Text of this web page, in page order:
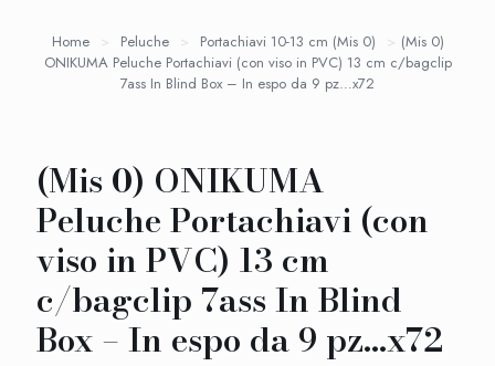
Home > Peluche > Portachiavi 10-13 cm (Mis 0) > (Mis 0)
ONIKUMA Peluche Portachiavi (con viso in PVC) 13 cm c/bagclip
7ass In Blind Box – In espo da 9 pz…x72
(Mis 0) ONIKUMA
Peluche Portachiavi (con
viso in PVC) 13 cm
c/bagclip 7ass In Blind
Box – In espo da 9 pz…x72